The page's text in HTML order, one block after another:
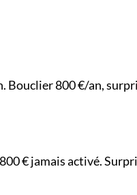
Bouclier 800 €/an,
€ jamais activé.